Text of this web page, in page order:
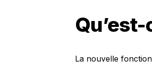
La nouvelle